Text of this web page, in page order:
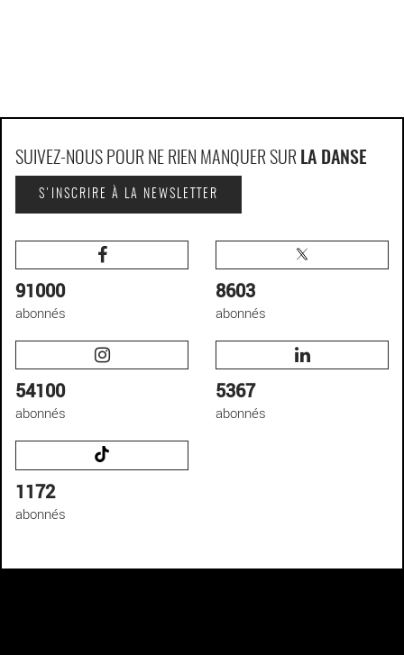
SUIVEZ-NOUS POUR NE RIEN MANQUER SUR LA DANSE
S'INSCRIRE À LA NEWSLETTER
91000
abonnés
8603
abonnés
54100
abonnés
5367
abonnés
1172
abonnés